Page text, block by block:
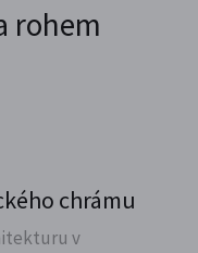
rohem
chrámu
v